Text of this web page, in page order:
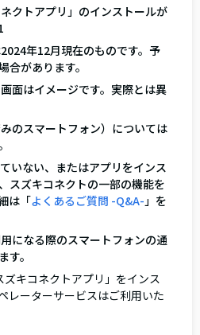
クトアプリ」のインストールが
年12月現在のものです。予
合があります。
面はイメージです。実際とは異
のスマートフォン）については
いない、またはアプリをインス
スズキコネクトの一部の機能を
は「よくあるご質問 -Q&A-」を
になる際のスマートフォンの通
。
キコネクトアプリ」をインス
レーターサービスはご利用いた